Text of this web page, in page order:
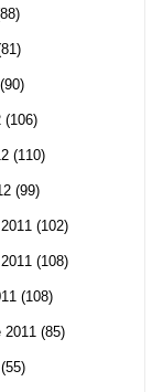
(90)
(106)
(110)
(99)
(102)
(108)
(108)
2011 (85)
(55)